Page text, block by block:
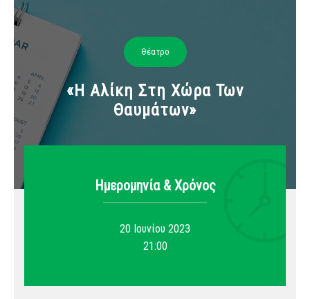
Θέατρο
«Η Αλίκη Στη Χώρα Των
Θαυμάτων»
Ημερομηνία & Xρόνος
20 Ιουνίου 2023
21:00